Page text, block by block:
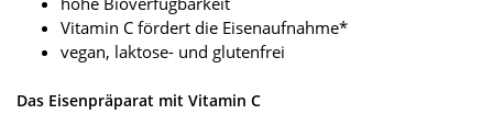
Vitamin C fördert die Eisenaufnahme*
vegan, laktose- und glutenfrei
Das Eisenpräparat mit Vitamin C